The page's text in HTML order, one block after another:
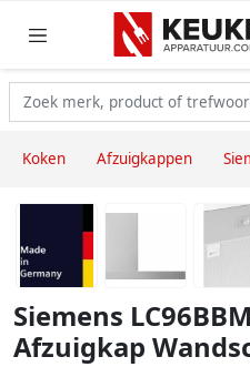
Koken Afzuigkappen
Siemens
Afzuigkap